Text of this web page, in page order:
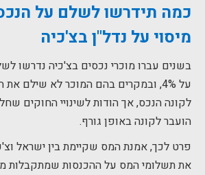
כמה תידרשו לשלם על
מיסוי על נדל"ן בצ'כיה
בשנים עברו מוכרי נכסים בצ'כיה נדרשו
על 4%, ובמקרים בהם המוכר לא שילם
הועבר לקונה באופן גורף.
פרט לכך, אמנת המס שקיימת בין ישראל
את תשלומי המס על ההכנסות שמתקבלות